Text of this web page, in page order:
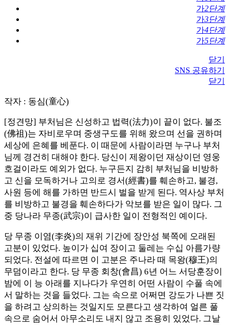
가2단계
가3단계
가4단계
가5단계
닫기
SNS 공유하기
닫기
작자 : 동심(童心)
[정견망] 부처님은 신성하고 법력(法力)이 끝이 없다. 불조
(佛祖)는 자비로우며 중생구도를 위해 왔으며 선을 권하며
세상에 은혜를 베푼다. 이 때문에 사람이라면 누구나 부처
님께 경건히 대해야 한다. 당신이 제왕이던 재상이던 영웅
호걸이라도 예외가 없다. 누구든지 감히 부처님을 비방하
고 신을 모독하거나 고의로 경서(經書)를 훼손하고, 불경,
사원 등에 해를 가하면 반드시 벌을 받게 된다. 역사상 부처
를 비방하고 불경을 훼손하다가 악보를 받은 일이 많다. 그
중 당나라 무종(武宗)이 급사한 일이 전형적인 예이다.
당 무종 이염(李炎)의 재위 기간에 장안성 북쪽에 오래된
고분이 있었다. 높이가 십여 장이고 둘레는 수십 아름가량
되었다. 전설에 따르면 이 고분은 주나라 때 목왕(穆王)의
무덤이라고 한다. 당 무종 회창(會昌) 6년 어느 서당훈장이
밤에 이 능 아래를 지나다가 우연히 어떤 사람이 수풀 속에
서 말하는 것을 들었다. 그는 속으로 어쩌면 강도가 나쁜 짓
을 하려고 상의하는 것일지도 모른다고 생각하여 얼른 풀
속으로 숨어서 아무소리도 내지 않고 조용히 있었다. 그날